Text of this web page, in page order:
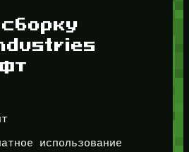
использование